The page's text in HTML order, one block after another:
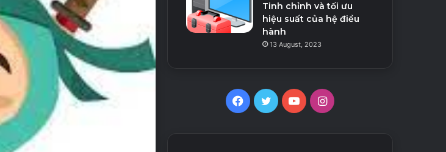
Tinh chỉnh và tối ưu
hiệu suất của hệ điều
hành
13 August, 2023
Facebook
TwitterYouTubeInstagram